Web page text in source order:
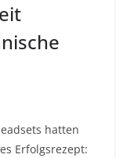
hatten
Erfolgsrezept: